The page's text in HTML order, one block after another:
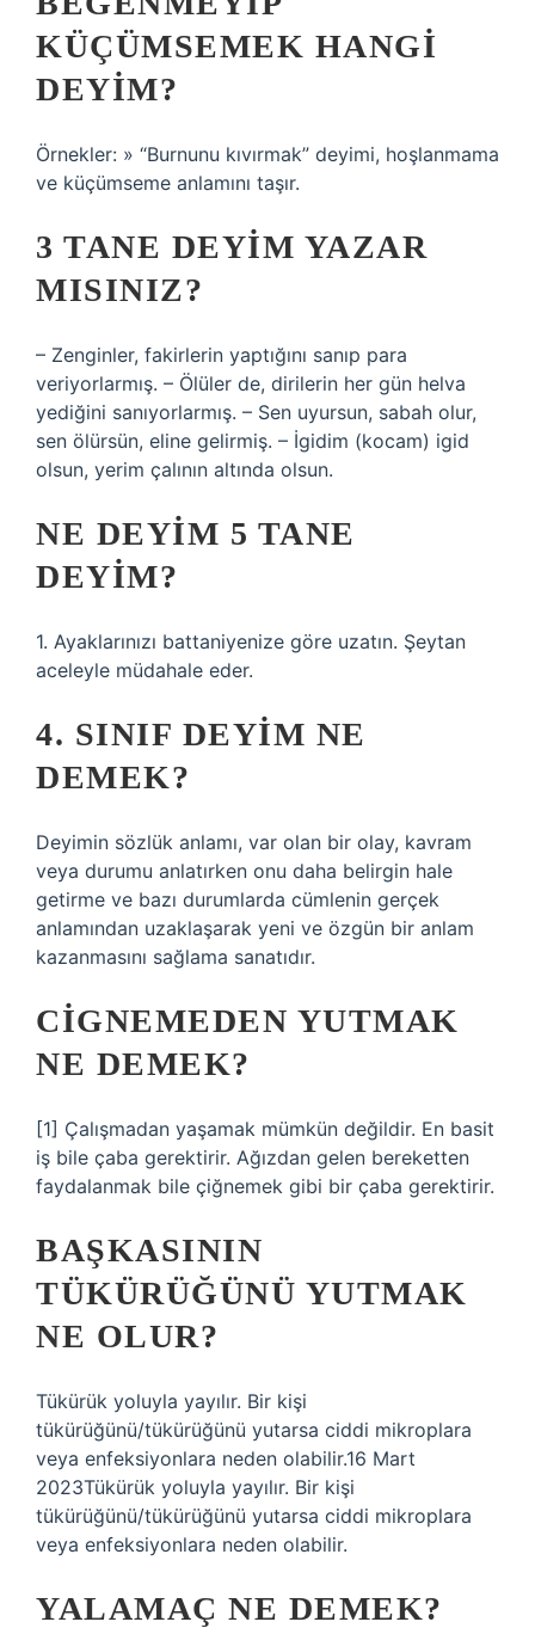
KÜÇÜMSEMEK HANGI
DEYIM?
Örnekler: » “Burnunu kıvırmak” deyimi, hoşlanmama
ve küçümseme anlamını taşır.
3 TANE DEYIM YAZAR
MISINIZ?
– Zenginler, fakirlerin yaptığını sanıp para
veriyorlarmış. – Ölüler de, dirilerin her gün helva
yediğini sanıyorlarmış. – Sen uyursun, sabah olur,
sen ölürsün, eline gelirmiş. – İgidim (kocam) igid
olsun, yerim çalının altında olsun.
NE DEYIM 5 TANE
DEYIM?
1. Ayaklarınızı battaniyenize göre uzatın. Şeytan
aceleyle müdahale eder.
4. SINIF DEYIM NE
DEMEK?
Deyimin sözlük anlamı, var olan bir olay, kavram
veya durumu anlatırken onu daha belirgin hale
getirme ve bazı durumlarda cümlenin gerçek
anlamından uzaklaşarak yeni ve özgün bir anlam
kazanmasını sağlama sanatıdır.
CIGNEMEDEN YUTMAK
NE DEMEK?
[1] Çalışmadan yaşamak mümkün değildir. En basit
iş bile çaba gerektirir. Ağızdan gelen bereketten
faydalanmak bile çiğnemek gibi bir çaba gerektirir.
BAŞKASININ
TÜKÜRÜĞÜNÜ YUTMAK
NE OLUR?
Tükürük yoluyla yayılır. Bir kişi
tükürüğünü/tükürüğünü yutarsa ​​ciddi mikroplara
veya enfeksiyonlara neden olabilir.16 Mart
2023Tükürük yoluyla yayılır. Bir kişi
tükürüğünü/tükürüğünü yutarsa ​​ciddi mikroplara
veya enfeksiyonlara neden olabilir.
YALAMAÇ NE DEMEK?